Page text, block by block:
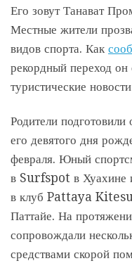
Его зовут Танават
Местные жители
видов спорта. Как
рекордный переход он
туристические новости
Родители
его девятого дня
февраля. Юный
в Surfspot в Хуахине
в клуб Pattaya
Паттайе. На
сопровождали
средствами скорой